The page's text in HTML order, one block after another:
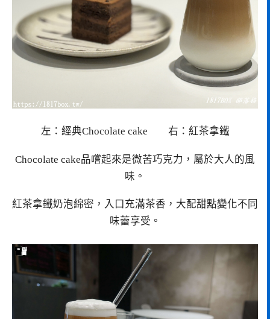
左：經典Chocolate cake 右：紅茶拿鐵
Chocolate cake品嚐起來是微苦巧克力，屬於大人的風
味。
紅茶拿鐵奶泡綿密，入口充滿茶香，大配甜點變化不同
味蕾享受。